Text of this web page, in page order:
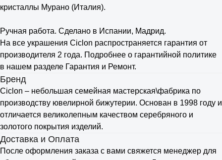
кристаллы Мурано (Италия).
Ручная работа. Сделано в Испании, Мадрид.
На все украшения Ciclon распространяется гарантия от
производителя 2 года. Подробнее о гарантийной политике
в нашем разделе Гарантия и Ремонт.
Бренд
Ciclon – небольшая семейная мастерская\фабрика по
производству ювелирной бижутерии. Основан в 1998 году и
отличается великолепным качеством серебряного и
золотого покрытия изделий.
Доставка и Оплата
После оформления заказа с вами свяжется менеджер для